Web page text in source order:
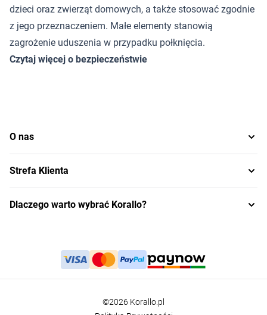
dzieci oraz zwierząt domowych, a także stosować zgodnie
z jego przeznaczeniem. Małe elementy stanowią
zagrożenie uduszenia w przypadku połknięcia.
Czytaj więcej o bezpieczeństwie
O nas
Strefa Klienta
Dlaczego warto wybrać Korallo?
©2026 Korallo.pl